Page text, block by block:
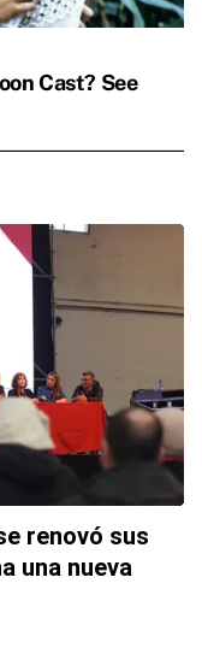
renovó sus
una nueva